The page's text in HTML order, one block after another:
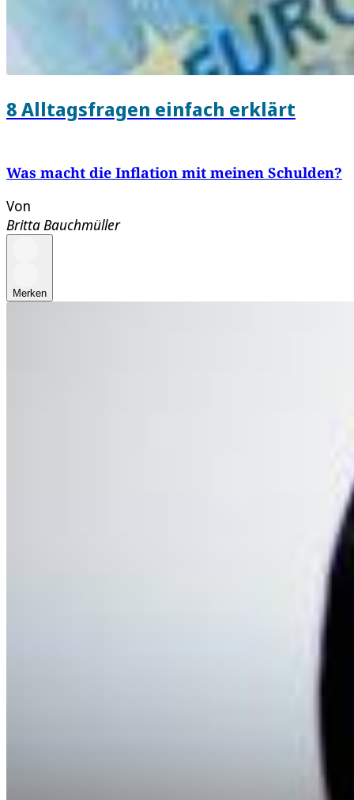
8 Alltagsfragen einfach erklärt
Was macht die Inflation mit meinen Schulden?
Von
Britta Bauchmüller
Merken